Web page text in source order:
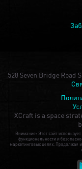
528 Seven Bridge Road
XCraft is a space
Внимание: Этот сайт
функциональности и
маркетинговых целях. Продолжая